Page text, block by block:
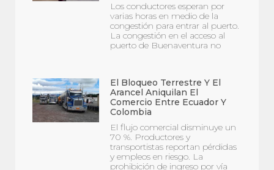
Los conductores esperan por
varias horas en medio de la
congestión para entrar al puerto.
La congestión en el acceso al
puerto de Buenaventura no
El Bloqueo Terrestre Y El
Arancel Aniquilan El
Comercio Entre Ecuador Y
Colombia
El flujo comercial disminuye un
70 %. Productores y
transportistas reportan pérdidas
y empleos en riesgo. La
prohibición de ingreso por vía